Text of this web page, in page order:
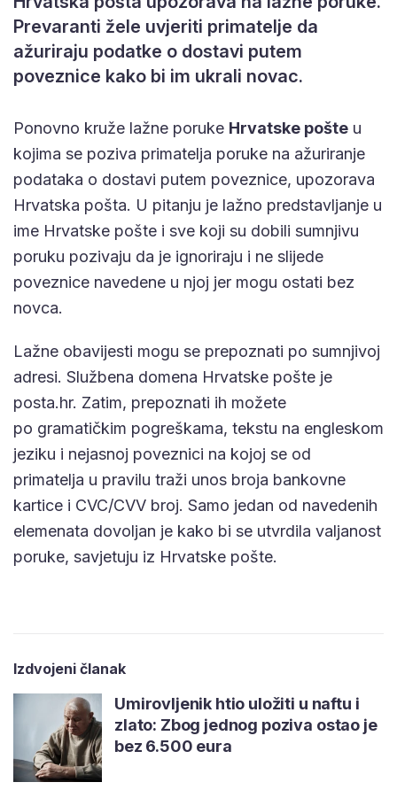
Prevaranti žele uvjeriti primatelje da
ažuriraju podatke o dostavi putem
poveznice kako bi im ukrali novac.
Ponovno kruže lažne poruke Hrvatske pošte u
kojima se poziva primatelja poruke na ažuriranje
podataka o dostavi putem poveznice, upozorava
Hrvatska pošta. U pitanju je lažno predstavljanje u
ime Hrvatske pošte i sve koji su dobili sumnjivu
poruku pozivaju da je ignoriraju i ne slijede
poveznice navedene u njoj jer mogu ostati bez
novca.
Lažne obavijesti mogu se prepoznati po sumnjivoj
adresi. Službena domena Hrvatske pošte je
posta.hr. Zatim, prepoznati ih možete
po gramatičkim pogreškama, tekstu na engleskom
jeziku i nejasnoj poveznici na kojoj se od
primatelja u pravilu traži unos broja bankovne
kartice i CVC/CVV broj. Samo jedan od navedenih
elemenata dovoljan je kako bi se utvrdila valjanost
poruke, savjetuju iz Hrvatske pošte.
Izdvojeni članak
Umirovljenik htio uložiti u naftu i
zlato: Zbog jednog poziva ostao je
bez 6.500 eura